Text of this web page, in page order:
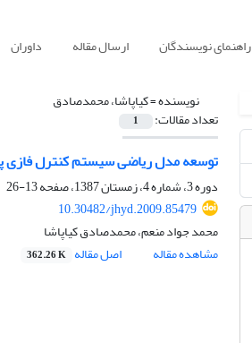
راهنمای نویسندگان ارسال مقاله داوران
نویسنده =کیاپاشا، محمدصادق
تعداد مقالات: 1
توسعه مدل ریاضی سیستم کنترل فازی
دوره 3، شماره 4، زمستان 1387، صفحه
13-26
10.30482/jhyd.2009.85479
محمد جواد منعم، محمدصادق کیاپاشا
مشاهده مقاله
اصل مقاله 362.26 K